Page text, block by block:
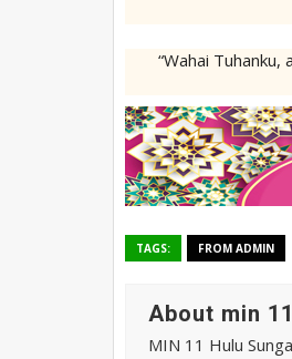
“Wahai
TAGS: FROM ADMIN
About min
MIN 11 Hulu